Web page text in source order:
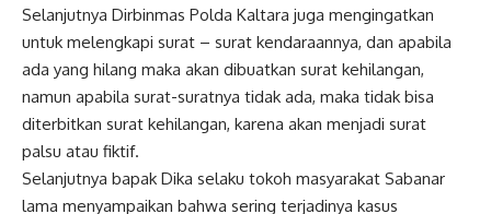
Selanjutnya Dirbinmas Polda Kaltara juga mengingatkan
untuk melengkapi surat – surat kendaraannya, dan apabila
ada yang hilang maka akan dibuatkan surat kehilangan,
namun apabila surat-suratnya tidak ada, maka tidak bisa
diterbitkan surat kehilangan, karena akan menjadi surat
palsu atau fiktif.
Selanjutnya bapak Dika selaku tokoh masyarakat Sabanar
lama menyampaikan bahwa sering terjadinya kasus